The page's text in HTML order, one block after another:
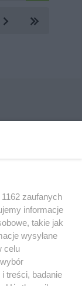
Informacyjny Miasta
HOSTING
zaufanych
informacje
takie jak
wysyłane
celu
treści, badanie